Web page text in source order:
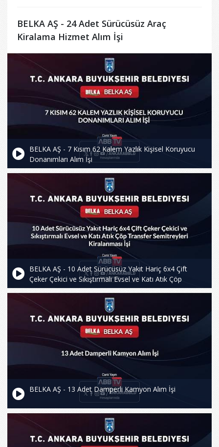
BELKA AŞ - 24 Adet Sürücüsüz Araç
Kiralama Hizmet Alım İşi
BELKA AŞ - 7 Kısım 62 Kalem Yazlık Kişisel Koruyucu
Donanımları Alım İşi
BELKA AŞ - 10 Adet Sürücüsüz Yakıt Hariç 6x4 Çift
Çeker Çekici ve Sıkıştırmalı Evsel ve Katı Atık Çöp
Transfer Semitreyleri Kiralanması İşi
BELKA AŞ - 13 Adet Damperli Kamyon Alım İşi